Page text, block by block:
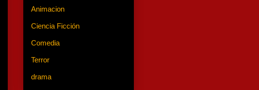
Animacion
Ciencia Ficción
Comedia
Terror
drama